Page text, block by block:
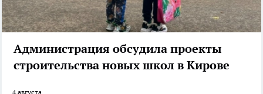
Администрация обсудила проекты
строительства новых школ в Кирове
4 августа